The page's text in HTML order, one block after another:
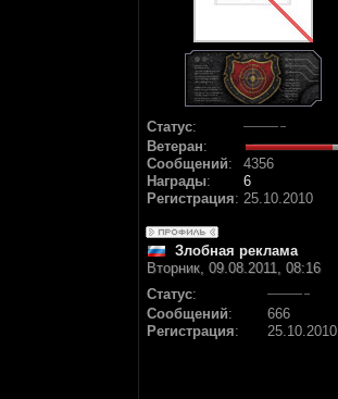
Статус:
Ветеран:
Сообщений:
4356
Награды:
6
Регистрация: 25.10.2010
Злобная реклама
Вторник, 09.08.2011, 08:16
Статус:
Сообщений:
666
Регистрация: 25.10.2010